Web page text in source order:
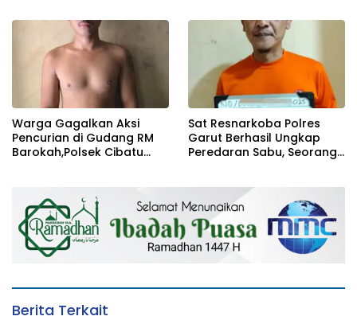
Warga Gagalkan Aksi
Pencurian di Gudang RM
Barokah,Polsek Cibatu
Sat Resnarkoba Polres
Garut Berhasil Ungkap
Peredaran Sabu, Seorang
Berita Terkait